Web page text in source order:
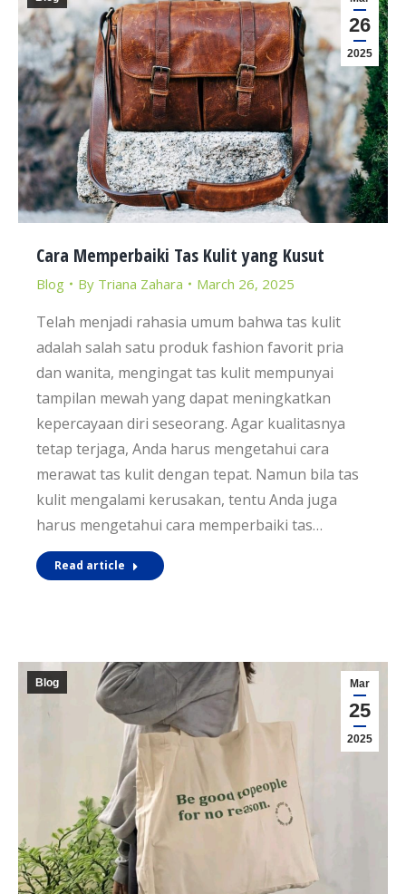
26
2025
Cara Memperbaiki Tas Kulit yang Kusut
Blog By Triana Zahara March 26, 2025
Telah menjadi rahasia umum bahwa tas kulit
adalah salah satu produk fashion favorit pria
dan wanita, mengingat tas kulit mempunyai
tampilan mewah yang dapat meningkatkan
kepercayaan diri seseorang. Agar kualitasnya
tetap terjaga, Anda harus mengetahui cara
merawat tas kulit dengan tepat. Namun bila tas
kulit mengalami kerusakan, tentu Anda juga
harus mengetahui cara memperbaiki tas…
Read article
Mar
25
2025
Blog